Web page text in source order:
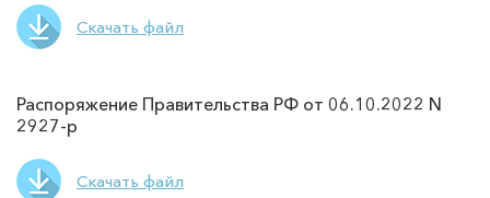
Скачать файл
Распоряжение Правительства РФ от 06.10.2022 N
2927-р
Скачать файл